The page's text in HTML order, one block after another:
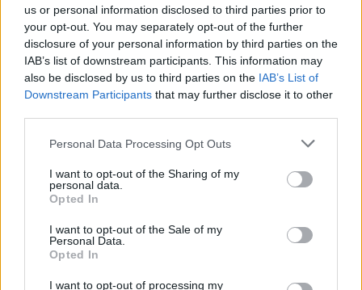
us or personal information disclosed to third parties prior to
your opt-out. You may separately opt-out of the further
disclosure of your personal information by third parties on the
IAB’s list of downstream participants. This information may
also be disclosed by us to third parties on the IAB’s List of
Downstream Participants that may further disclose it to other
Please note that this website/app uses one or more Google
not limited to your visit or usage behaviour. You may click to
grant or deny consent to Google and its third-party tags to
use your data for below specified purposes in below Google
consent section.
Personal Data Processing Opt Outs
I want to opt-out of the Sharing of my
personal data.
Opted In
I want to opt-out of the Sale of my
Personal Data.
Opted In
I want to opt-out of processing my
Ευελιξία και προσαρμοστικότηταστις
μεταβαλλόμενες απαιτήσεις και το πεδίο
εφαρμογής του έργου.
έννοιες σε μη τεχνικούς ενδιαφερόμενους
Το να είσαι μέλος της ομάδας της PwC